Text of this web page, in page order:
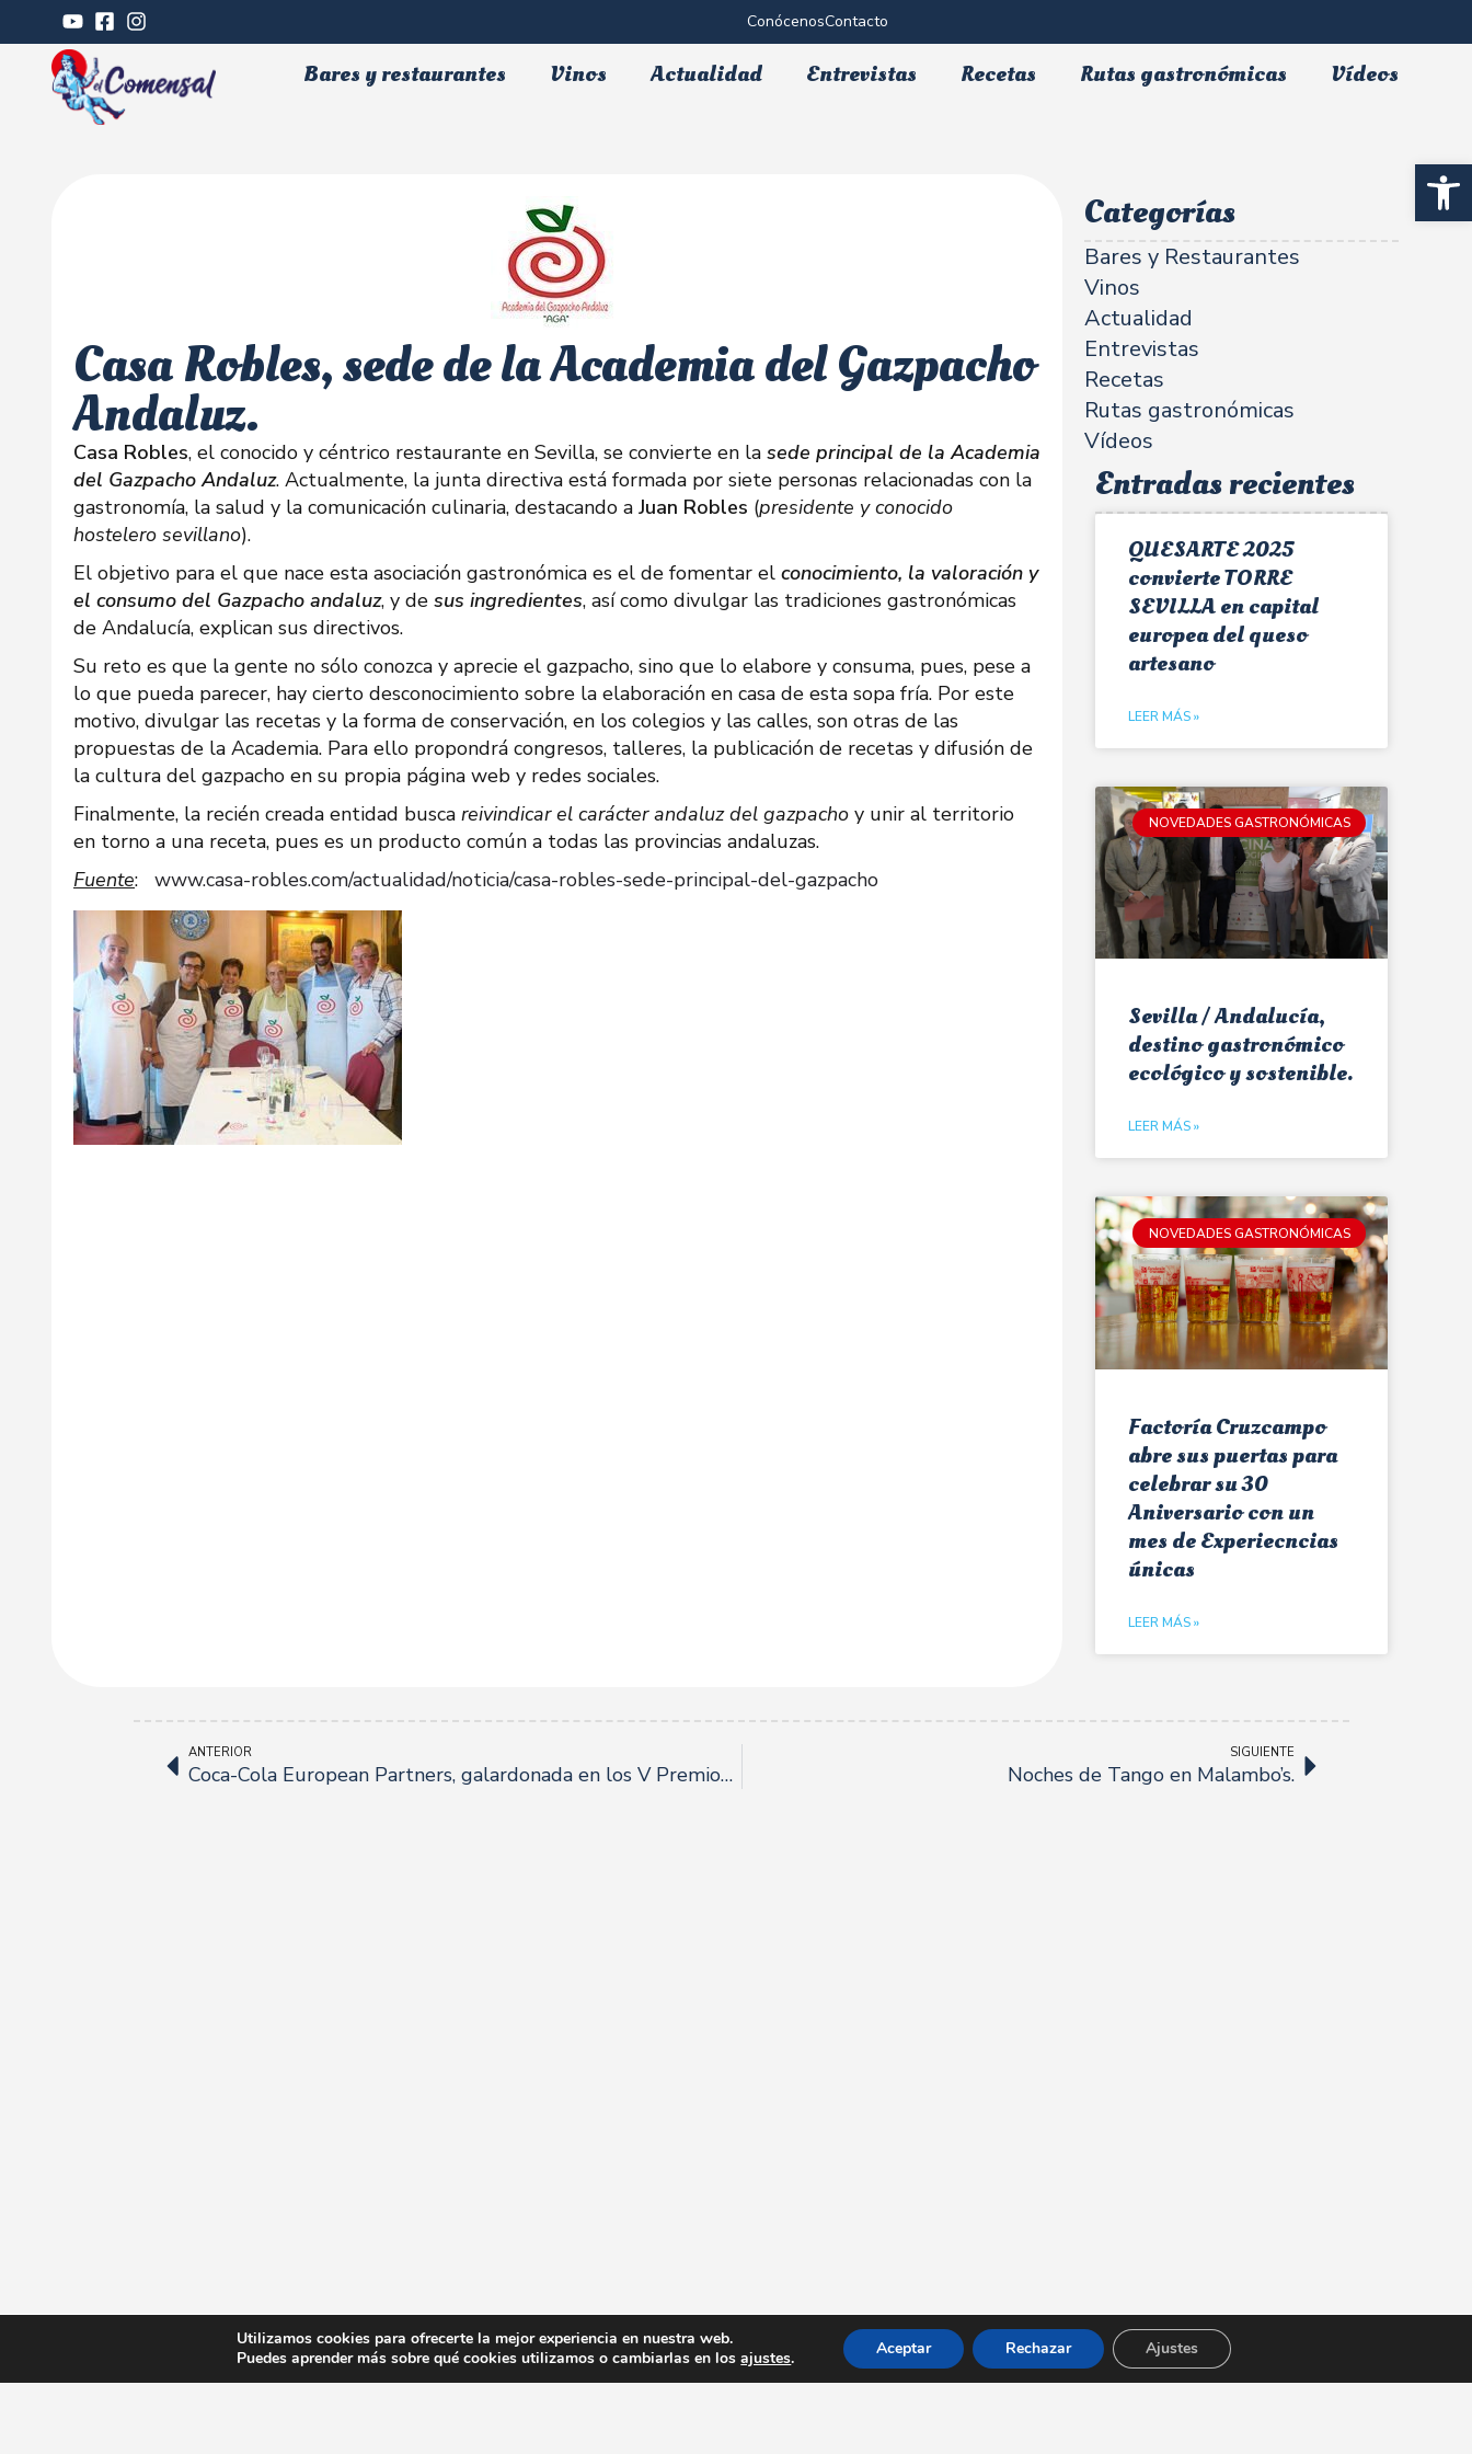
Abrir
ConócenosContacto
Bares y restaurantes Vinos Actualidad Entrevistas Recetas Rutas gastronómicas Vídeos
Casa Robles, sede de la Academia del Gazpacho
Andaluz.
Casa Robles, el conocido y céntrico restaurante en Sevilla, se convierte en la sede principal de la Academia
del Gazpacho Andaluz. Actualmente, la junta directiva está formada por siete personas relacionadas con la
gastronomía, la salud y la comunicación culinaria, destacando a Juan Robles (presidente y conocido
hostelero sevillano).
El objetivo para el que nace esta asociación gastronómica es el de fomentar el conocimiento, la valoración y
el consumo del Gazpacho andaluz, y de sus ingredientes, así como divulgar las tradiciones gastronómicas
de Andalucía, explican sus directivos.
Su reto es que la gente no sólo conozca y aprecie el gazpacho, sino que lo elabore y consuma, pues, pese a
lo que pueda parecer, hay cierto desconocimiento sobre la elaboración en casa de esta sopa fría. Por este
motivo, divulgar las recetas y la forma de conservación, en los colegios y las calles, son otras de las
propuestas de la Academia. Para ello propondrá congresos, talleres, la publicación de recetas y difusión de
la cultura del gazpacho en su propia página web y redes sociales.
Finalmente, la recién creada entidad busca reivindicar el carácter andaluz del gazpacho y unir al territorio
en torno a una receta, pues es un producto común a todas las provincias andaluzas.
Fuente: www.casa-robles.com/actualidad/noticia/casa-robles-sede-principal-del-gazpacho
Categorías
Bares y Restaurantes
Vinos
Actualidad
Entrevistas
Recetas
Rutas gastronómicas
Vídeos
Entradas recientes
QUESARTE 2025
convierte TORRE
SEVILLA en capital
europea del queso
artesano
LEER MÁS »
NOVEDADES GASTRONÓMICAS
Sevilla / Andalucía,
destino gastronómico
ecológico y sostenible.
LEER MÁS »
NOVEDADES GASTRONÓMICAS
Factoría Cruzcampo
abre sus puertas para
celebrar su 30
Aniversario con un
mes de Experiecncias
únicas
LEER MÁS »
ANTERIOR
Coca-Cola European Partners, galardonada en los V Premios Responsabilidad Social Empresarial.
SIGUIENTE
Noches de Tango en Malambo’s.
Utilizamos cookies para ofrecerte la mejor experiencia en nuestra web.
Puedes aprender más sobre qué cookies utilizamos o cambiarlas en losajustes. Aceptar Rechazar Ajustes